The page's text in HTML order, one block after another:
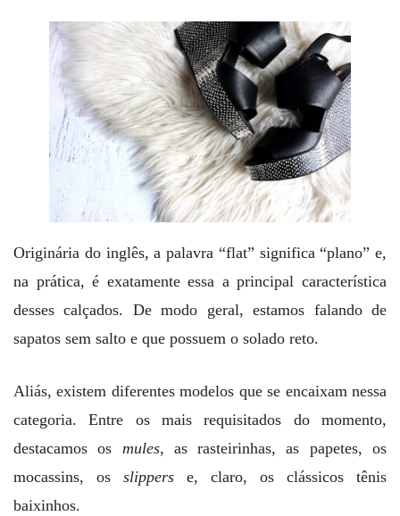
Originária do inglês, a palavra “flat” significa “plano” e,
na prática, é exatamente essa a principal característica
desses calçados. De modo geral, estamos falando de
sapatos sem salto e que possuem o solado reto.
Aliás, existem diferentes modelos que se encaixam nessa
categoria. Entre os mais requisitados do momento,
destacamos os mules, as rasteirinhas, as papetes, os
mocassins, os slippers e, claro, os clássicos tênis
baixinhos.